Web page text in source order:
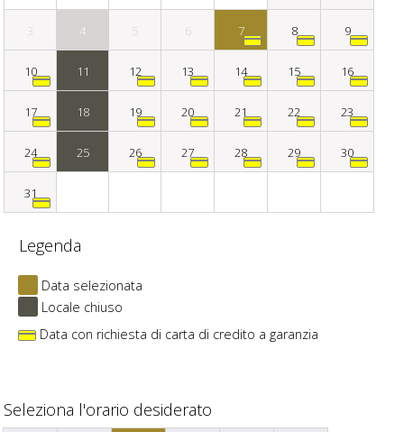
3 4 5 6 7 8 9
10 11 12 13 14 15 16
17 18 19 20 21 22 23
24 25 26 27 28 29 30
31
Legenda
Data selezionata
Locale chiuso
Data con richiesta di carta di credito a garanzia
Seleziona l'orario desiderato